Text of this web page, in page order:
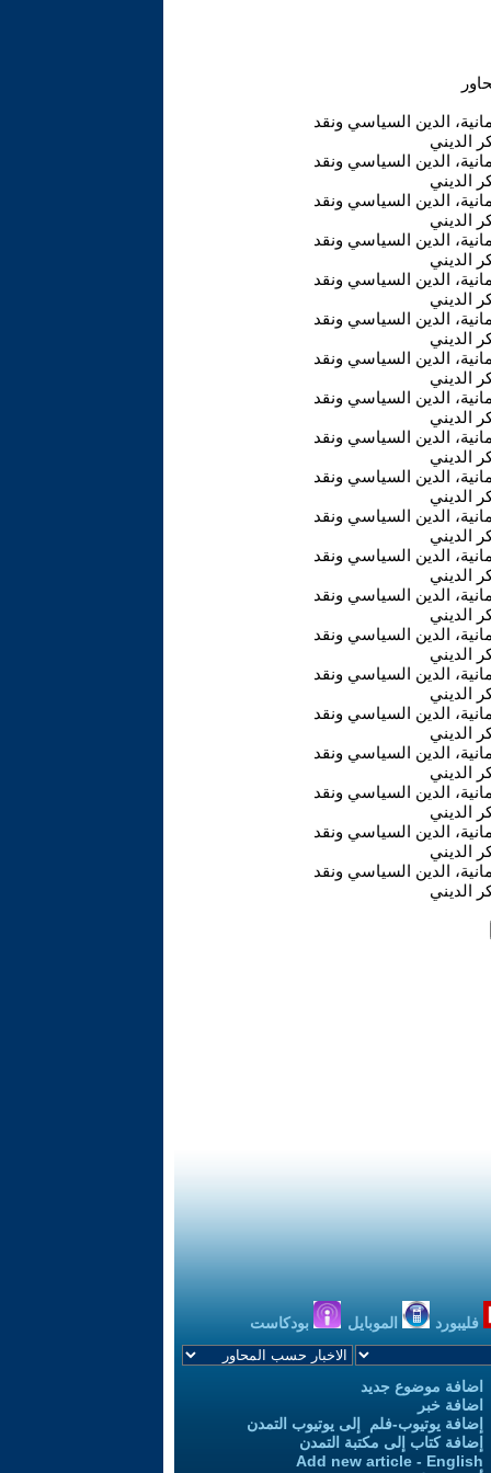
الدين السياسي ونقد
الديني
الدين السياسي ونقد
الديني
الدين السياسي ونقد
الديني
الدين السياسي ونقد
الديني
الدين السياسي ونقد
الديني
الدين السياسي ونقد
الديني
الدين السياسي ونقد
الديني
الدين السياسي ونقد
الديني
الدين السياسي ونقد
الديني
الدين السياسي ونقد
الديني
الدين السياسي ونقد
الديني
الدين السياسي ونقد
الديني
الدين السياسي ونقد
الديني
الدين السياسي ونقد
الديني
الدين السياسي ونقد
الديني
الدين السياسي ونقد
الديني
الدين السياسي ونقد
الديني
الدين السياسي ونقد
الديني
الدين السياسي ونقد
الديني
الدين السياسي ونقد
الديني
فليبورد الموبايل بودكاست
اضافة موضوع جديد
اضافة خبر
إضافة يوتيوب-فلم إلى يوتيوب التمدن
إضافة كتاب إلى مكتبة التمدن
Add new article - English